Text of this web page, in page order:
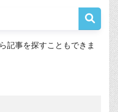
記事を探すこともできま